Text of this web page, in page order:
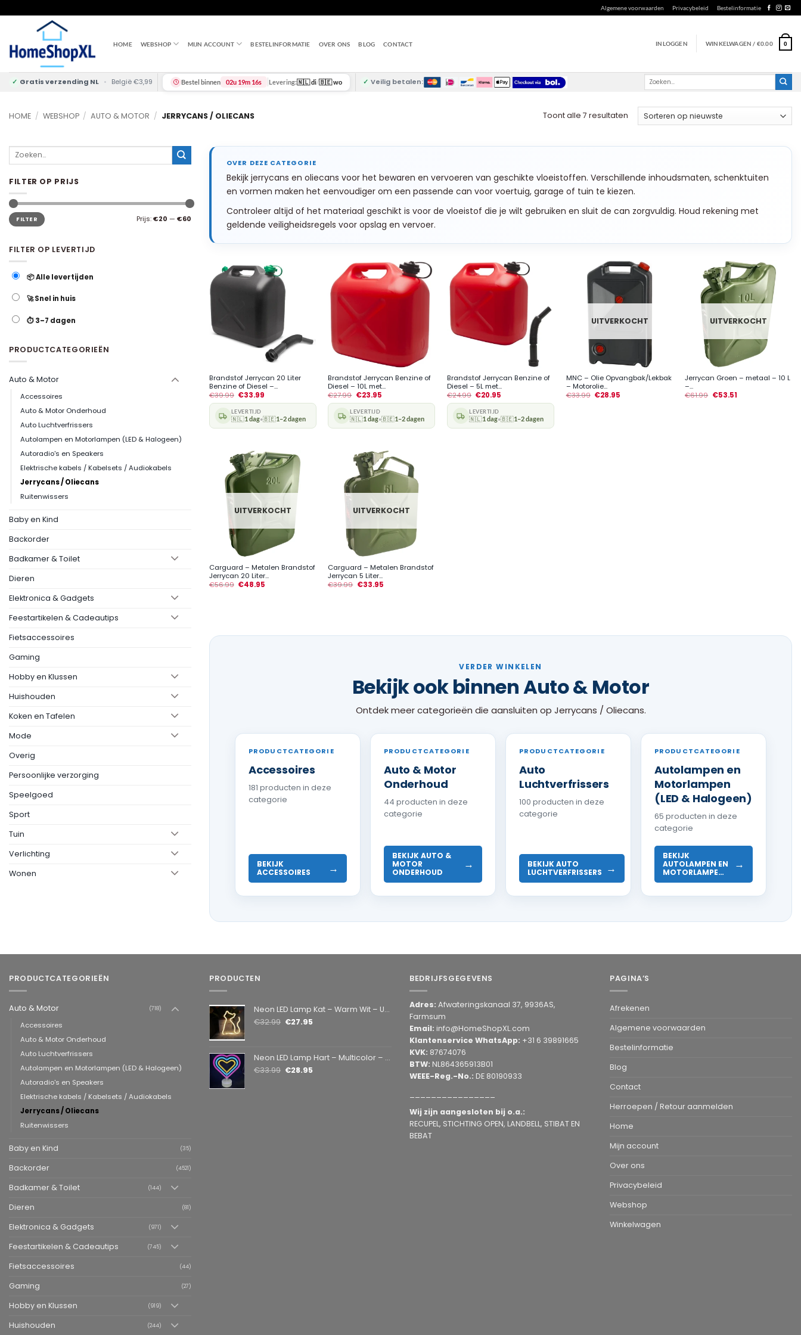
to
Algemene voorwaarden Privacybeleid Bestelinformatie
HOME WEBSHOP MIJN ACCOUNT BESTELINFORMATIE OVER ONS BLOG CONTACT INLOGGEN WINKELWAGEN / €0.00 0
✓ Gratis verzending NL • België €3,99 Bestel binnen 02u 19m 15s Levering:🇳🇱 di/🇧🇪 wo ✓ Veilig betalen:
Zoeken
HOME / WEBSHOP / AUTO & MOTOR / JERRYCANS / OLIECANS Toont alle 7 resultaten Gesorteerd
op
Zoeken
FILTER OP PRIJS
Min.
prijs
Max.
prijsFILTER Prijs:€20 — €60
FILTER OP LEVERTIJD
📦 Alle levertijden
🚀 Snel in huis
⏱️ 3–7 dagen
PRODUCTCATEGORIEËN
Auto & Motor
Accessoires
Auto & Motor Onderhoud
Auto Luchtverfrissers
Autolampen en Motorlampen (LED & Halogeen)
Autoradio's en Speakers
Elektrische kabels / Kabelsets / Audiokabels
Jerrycans / Oliecans
Ruitenwissers
Baby en Kind
Backorder
Badkamer & Toilet
Dieren
Elektronica & Gadgets
Feestartikelen & Cadeautips
Fietsaccessoires
Gaming
Hobby en Klussen
Huishouden
Koken en Tafelen
Mode
Overig
Persoonlijke verzorging
Speelgoed
Sport
Tuin
Verlichting
Wonen
Bekijk jerrycans en oliecans voor het bewaren en vervoeren van geschikte vloeistoffen. Verschillende inhoudsmaten, schenktuiten
en vormen maken het eenvoudiger om een passende can voor voertuig, garage of tuin te kiezen.
Controleer altijd of het materiaal geschikt is voor de vloeistof die je wilt gebruiken en sluit de can zorgvuldig. Houd rekening met
geldende veiligheidsregels voor opslag en vervoer.
Brandstof Jerrycan 20 Liter
Benzine of Diesel –...
€39.99 €33.99
LEVERTIJD
🇳🇱1 dag•🇧🇪1–2 dagen
Brandstof Jerrycan Benzine of
Diesel – 10L met...
€27.99 €23.95
LEVERTIJD
🇳🇱1 dag•🇧🇪1–2 dagen
Brandstof Jerrycan Benzine of
Diesel – 5L met...
€24.99 €20.95
LEVERTIJD
🇳🇱1 dag•🇧🇪1–2 dagen
UITVERKOCHT
MNC – Olie Opvangbak/Lekbak
– Motorolie...
€33.99 €28.95
UITVERKOCHT
Jerrycan Groen – metaal – 10 L
–...
€61.99 €53.51
UITVERKOCHT
Carguard – Metalen Brandstof
Jerrycan 20 Liter...
€56.99 €48.95
UITVERKOCHT
Carguard – Metalen Brandstof
Jerrycan 5 Liter...
€39.99 €33.95
VERDER WINKELEN
Bekijk ook binnen Auto & Motor
Ontdek meer categorieën die aansluiten op Jerrycans / Oliecans.
PRODUCTCATEGORIE
Accessoires
181 producten in deze
categorie
BEKIJK
ACCESSOIRES
→
PRODUCTCATEGORIE
Auto & Motor
Onderhoud
44 producten in deze
categorie
BEKIJK AUTO &
MOTOR
ONDERHOUD
→
PRODUCTCATEGORIE
Auto
Luchtverfrissers
100 producten in deze
categorie
BEKIJK AUTO
LUCHTVERFRISSERS
→
PRODUCTCATEGORIE
Autolampen en
Motorlampen
(LED & Halogeen)
65 producten in deze
categorie
BEKIJK
AUTOLAMPEN EN
MOTORLAMPE…
→
PRODUCTCATEGORIEËN
Auto & Motor (718)
Accessoires
Auto & Motor Onderhoud
Auto Luchtverfrissers
Autolampen en Motorlampen (LED & Halogeen)
Autoradio's en Speakers
Elektrische kabels / Kabelsets / Audiokabels
Jerrycans / Oliecans
Ruitenwissers
Baby en Kind (35)
Backorder (4521)
Badkamer & Toilet (144)
Dieren (81)
Elektronica & Gadgets (971)
Feestartikelen & Cadeautips (745)
Fietsaccessoires (44)
Gaming (27)
Hobby en Klussen (919)
Huishouden (244)
PRODUCTEN
Neon LED Lamp Kat – Warm Wit – USB & Batterij – Decoratieve Tafellamp voor Kinderkamer – 28,5 x 24,5 cm
€32.99 €27.95
Neon LED Lamp Hart – Multicolor – USB & Batterij – Hartvormige Sfeerlamp – Kinderkamer & Slaapkamer – 25,2 x 23 cm
€33.99 €28.95
BEDRIJFSGEGEVENS
Adres: Afwateringskanaal 37, 9936AS,
Farmsum
Email: info@HomeShopXL.com
Klantenservice WhatsApp: +31 6 39891665
KVK: 87674076
BTW: NL864365913B01
WEEE-Reg.-No.: DE 80190933
Wij zijn aangesloten bij o.a.:
RECUPEL, STICHTING OPEN, LANDBELL, STIBAT EN
BEBAT
PAGINA’S
Afrekenen
Algemene voorwaarden
Bestelinformatie
Blog
Contact
Herroepen / Retour aanmelden
Home
Mijn account
Over ons
Privacybeleid
Webshop
Winkelwagen